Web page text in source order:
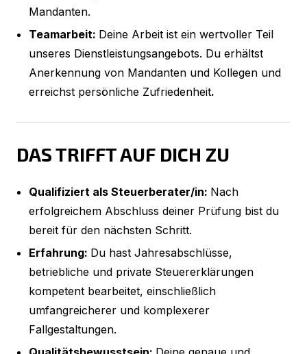
Mandanten.
Teamarbeit: Deine Arbeit ist ein wertvoller Teil
unseres Dienstleistungsangebots. Du erhältst
Anerkennung von Mandanten und Kollegen und
erreichst persönliche Zufriedenheit.
DAS TRIFFT AUF DICH ZU
Qualifiziert als Steuerberater/in: Nach
erfolgreichem Abschluss deiner Prüfung bist du
bereit für den nächsten Schritt.
Erfahrung: Du hast Jahresabschlüsse,
betriebliche und private Steuererklärungen
kompetent bearbeitet, einschließlich
umfangreicherer und komplexerer
Fallgestaltungen.